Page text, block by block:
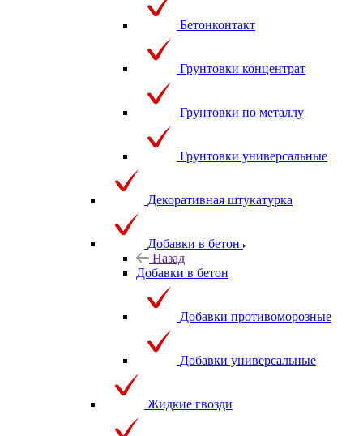
Бетонконтакт
Грунтовки концентрат
Грунтовки по металлу
Грунтовки универсальные
Декоративная штукатурка
Добавки в бетон
Назад
Добавки в бетон
Добавки противоморозные
Добавки универсальные
Жидкие гвозди